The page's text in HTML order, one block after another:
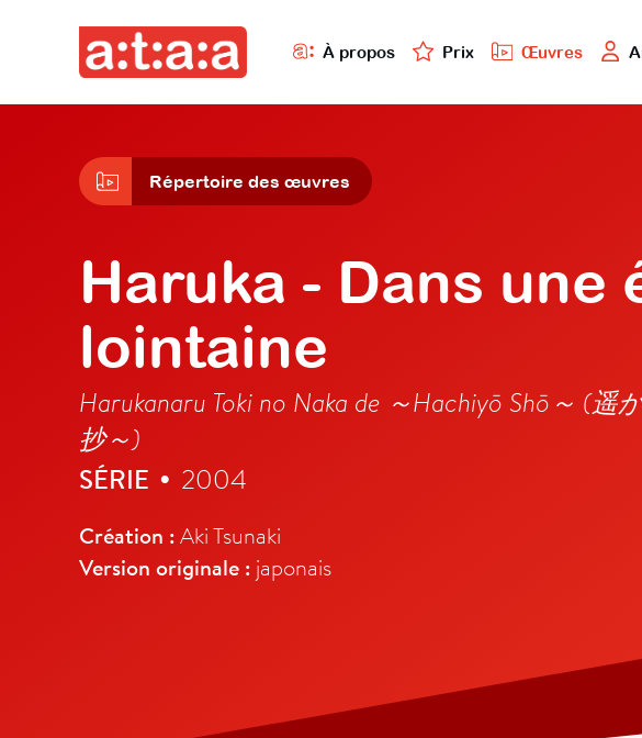
À propos Prix Œuvres
Répertoire des œuvres
Haruka - Dans une
lointaine
Harukanaru Toki no Naka de ～Hachiyō Shō～ (
抄～)
SÉRIE • 2004
Création :Aki Tsunaki
Version originale : japonais